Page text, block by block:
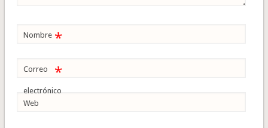
Nombre *
Correo
electrónico
*
Web